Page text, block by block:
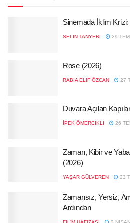
Sinemada İklim
SELIN TANYERI 29
Rose (2026)
RABIA ELIF ÖZCAN 27
Duvara Açılan
İPEK ÖMERCIKLI 26
Zaman, Kibir ve
(2026)
YAŞAR GÜLVEREN 23
Zamansız, Yersiz,
Ardından